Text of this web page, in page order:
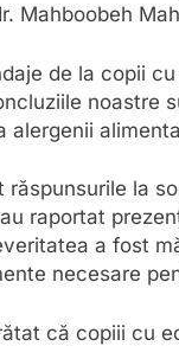
Mahboobeh
de la copii
noastre
alergenii
răspunsurile la
raportat
a fost
necesare
că copiii cu